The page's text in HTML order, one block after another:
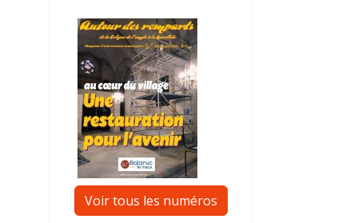
Voir tous les numéros